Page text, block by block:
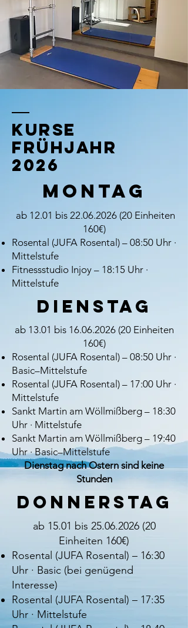
Kurse
Frühjahr
2026
Montag
ab 12.01 bis 22.06.2026 (20Einheiten
160€)
Rosental (JUFA Rosental) – 08:50 Uhr ·
Mittelstufe
Fitnessstudio Injoy – 18:15 Uhr ·
Mittelstufe
Dienstag
ab 13.01 bis 16.06.2026 (20Einheiten
160€)​
Rosental (JUFA Rosental) – 08:50 Uhr ·
Basic–Mittelstufe
Rosental (JUFA Rosental) – 17:00 Uhr ·
Mittelstufe
Sankt Martin am Wöllmißberg – 18:30
Uhr · Mittelstufe
Sankt Martin am Wöllmißberg – 19:40
Uhr · Basic–Mittelstufe
Dienstag nach Ostern sind keine
Stunden
Donnerstag
ab 15.01 bis 25.06.2026 (20
Einheiten 160€)​
Rosental (JUFA Rosental) – 16:30
Uhr · Basic (bei genügend
Interesse)
Rosental (JUFA Rosental) – 17:35
Uhr · Mittelstufe